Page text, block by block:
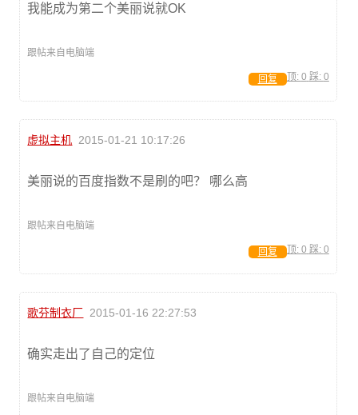
我能成为第二个美丽说就OK
跟帖来自电脑端
顶: 0 踩: 0
回复
虚拟主机 2015-01-21 10:17:26
美丽说的百度指数不是刷的吧？ 哪么高
跟帖来自电脑端
顶: 0 踩: 0
回复
歌芬制衣厂 2015-01-16 22:27:53
确实走出了自己的定位
跟帖来自电脑端